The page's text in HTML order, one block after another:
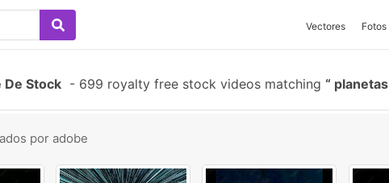
Vectores Fotos
De Stock - 699 royalty free stock videos matching planetas
por adobe